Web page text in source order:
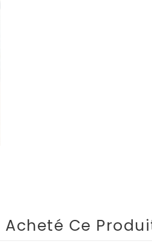
Ce